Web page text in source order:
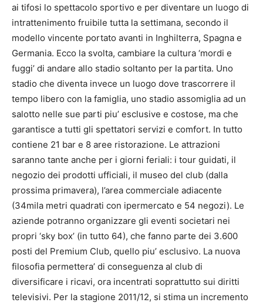
ai tifosi lo spettacolo sportivo e per diventare un luogo di
intrattenimento fruibile tutta la settimana, secondo il
modello vincente portato avanti in Inghilterra, Spagna e
Germania. Ecco la svolta, cambiare la cultura ‘mordi e
fuggi’ di andare allo stadio soltanto per la partita. Uno
stadio che diventa invece un luogo dove trascorrere il
tempo libero con la famiglia, uno stadio assomiglia ad un
salotto nelle sue parti piu’ esclusive e costose, ma che
garantisce a tutti gli spettatori servizi e comfort. In tutto
contiene 21 bar e 8 aree ristorazione. Le attrazioni
saranno tante anche per i giorni feriali: i tour guidati, il
negozio dei prodotti ufficiali, il museo del club (dalla
prossima primavera), l’area commerciale adiacente
(34mila metri quadrati con ipermercato e 54 negozi). Le
aziende potranno organizzare gli eventi societari nei
propri ‘sky box’ (in tutto 64), che fanno parte dei 3.600
posti del Premium Club, quello piu’ esclusivo. La nuova
filosofia permettera’ di conseguenza al club di
diversificare i ricavi, ora incentrati soprattutto sui diritti
televisivi. Per la stagione 2011/12, si stima un incremento